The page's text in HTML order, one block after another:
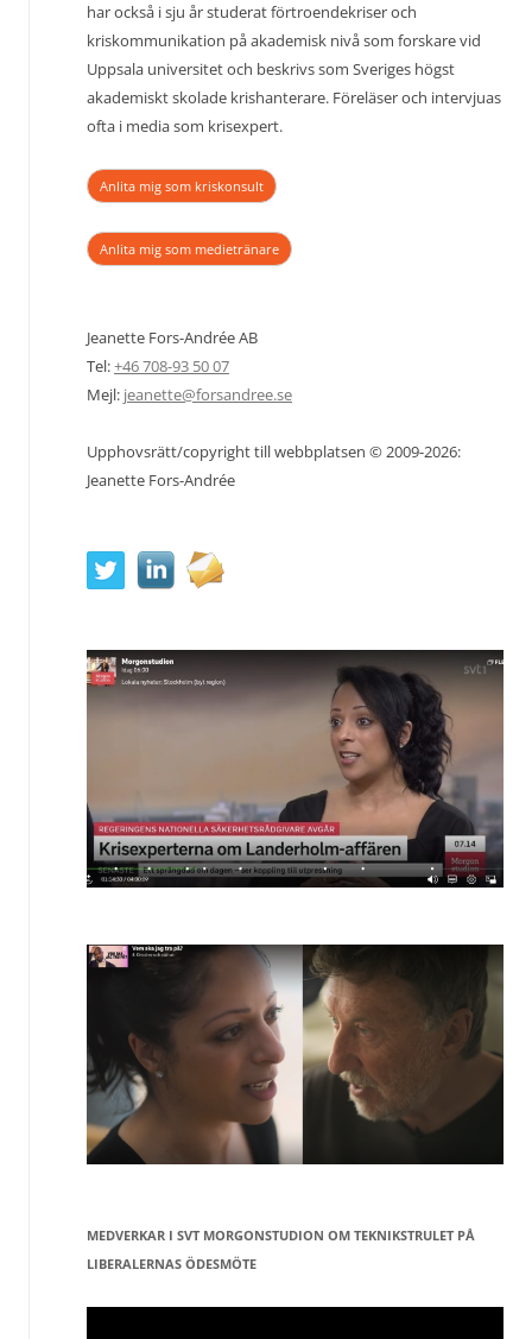
har också i sju år studerat förtroendekriser och
kriskommunikation på akademisk nivå som forskare vid
Uppsala universitet och beskrivs som Sveriges högst
akademiskt skolade krishanterare. Föreläser och intervjuas
ofta i media som krisexpert.
Anlita mig som kriskonsult
Anlita mig som medietränare
Jeanette Fors-Andrée AB
Tel:+46 708-93 50 07
Mejl: jeanette@forsandree.se
Upphovsrätt/copyright till webbplatsen © 2009-2026:
Jeanette Fors-Andrée
MEDVERKAR I SVT MORGONSTUDION OM TEKNIKSTRULET PÅ
LIBERALERNAS ÖDESMÖTE
Videospelare